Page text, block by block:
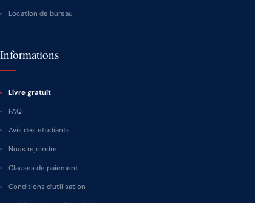
Location de bureau
Informations
Livre gratuit
FAQ
Avis des étudiants
Nous rejoindre
Clauses de paiement
Conditions d’utilisation